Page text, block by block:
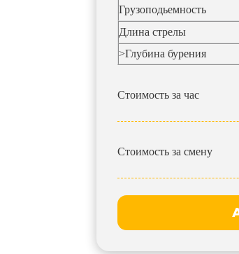
Грузоподьемность
Длина стрелы
>Глубина бурения
Стоимость за час
Стоимость за смену